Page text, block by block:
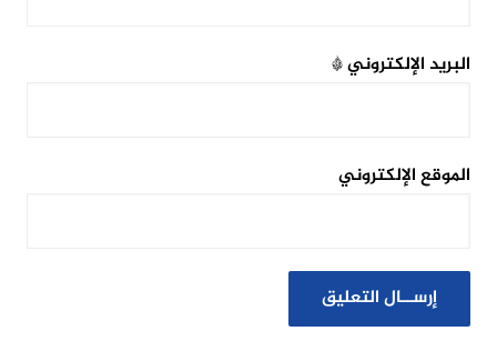
البريد الإلكتروني*
الموقع الإلكتروني